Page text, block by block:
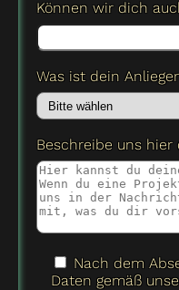
Können wir dich
Was ist dein
Beschreibe uns hier
Nach dem
Daten gemäß